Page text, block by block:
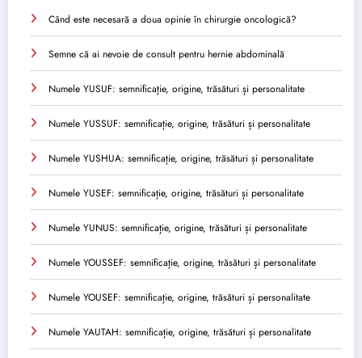
Când este necesară a doua opinie în chirurgie oncologică?
Semne că ai nevoie de consult pentru hernie abdominală
Numele YUSUF: semnificație, origine, trăsături și personalitate
Numele YUSSUF: semnificație, origine, trăsături și personalitate
Numele YUSHUA: semnificație, origine, trăsături și personalitate
Numele YUSEF: semnificație, origine, trăsături și personalitate
Numele YUNUS: semnificație, origine, trăsături și personalitate
Numele YOUSSEF: semnificație, origine, trăsături și personalitate
Numele YOUSEF: semnificație, origine, trăsături și personalitate
Numele YAUTAH: semnificație, origine, trăsături și personalitate